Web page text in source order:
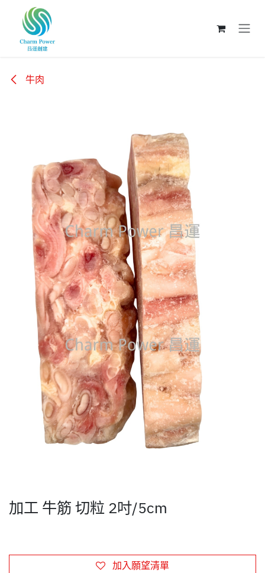
跳至內容
牛肉
加工 牛筋 切粒 2吋/5cm
加入願望清單